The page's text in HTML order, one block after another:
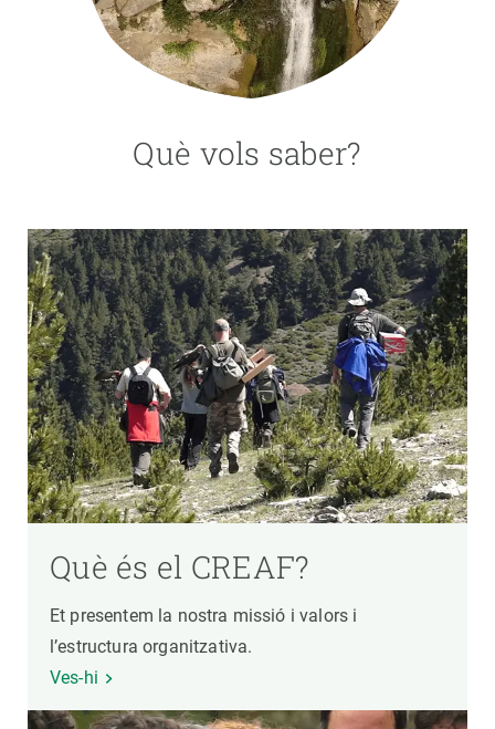
Què vols saber?
Què és el CREAF?
Et presentem la nostra missió i valors i
l’estructura organitzativa.
Ves-hi